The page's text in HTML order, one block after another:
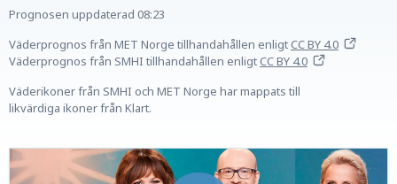
Prognosen uppdaterad 08:23
Väderprognos från MET Norge tillhandahållen enligtCC BY 4.0
Väderprognos från SMHI tillhandahållen enligtCC BY 4.0
Väderikoner från SMHI och MET Norge har mappats till
likvärdiga ikoner från Klart.